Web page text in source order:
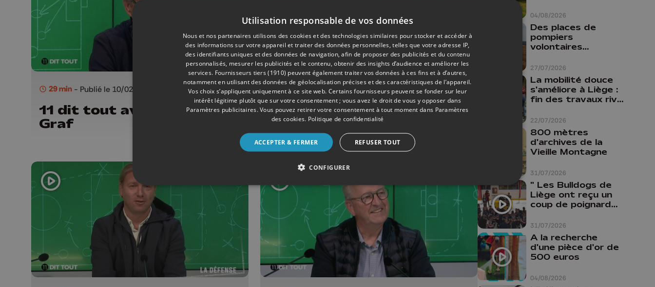
29 min - Publié le 10/02/2026
11 dit tout avec Helmut
Graf
29 min- Publié le 13/01/2026
11 dit tout avec Axel
Lawarée
04/08/2026
comme prof que
comme
pharmacienne"
27/07/2026
Des places de
pompiers
volontaires
province de Liège :
"Un citoyen qui
n'est formé ne
peut pas nous
aider"
22/07/2026
La mobilité douce
s'améliore à Liège :
fin des travaux rive
cyclo-piétonnes
Avroy et
Guillemins...
31/07/2026
800 mètres
d'archives de la
Vieille Montagne
31/07/2026
" Les Bulldogs de
Liège ont reçu un
coup de poignard
04/08/2026
A la recherche
d'une pièce d'or de
500 euros
Utilisation responsable de vos données
Nous et nos partenaires utilisons des cookies et des technologies similaires pour stocker et accéder à
des informations sur votre appareil et traiter des données personnelles, telles que votre adresse IP,
des identifiants uniques et des données de navigation, afin de proposer des publicités et du contenu
personnalisés, mesurer les publicités et le contenu, obtenir des insights d’audience et améliorer les
services. Fournisseurs tiers (1910) peuvent également traiter vos données à ces fins et à d’autres,
notamment en utilisant des données de géolocalisation précises et des caractéristiques de l’appareil.
Vos choix s’appliquent uniquement à ce site web. Certains fournisseurs peuvent se fonder sur leur
intérêt légitime plutôt que sur votre consentement ; vous avez le droit de vous y opposer dans
Paramètres publicitaires. Vous pouvez retirer votre consentement à tout moment dans Paramètres
des cookies. Politique de confidentialité
ACCEPTER & FERMER REFUSER TOUT
CONFIGURER